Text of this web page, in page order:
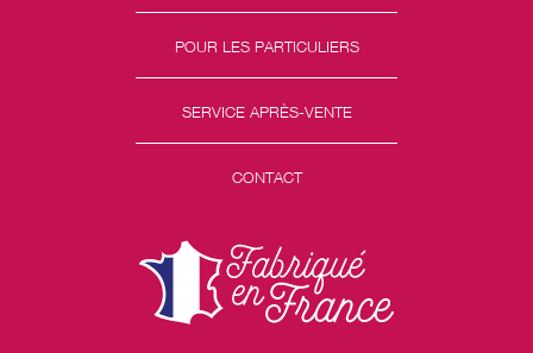
POUR LES PARTICULIERS
SERVICE APRÈS-VENTE
CONTACT